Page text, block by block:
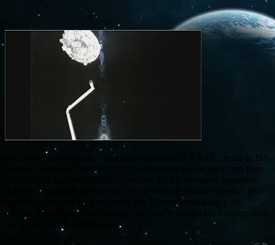
Este vídeo corresponde a una transmisión de la NASA, desde la ISS
(Estación espacial internacional) en el cual se puede ver como hace
del vídeo se podría pensar que solo se trata de basura espacial; pero
segundos después el objeto toma una trayectoria elíptica y no
natural, lo cual hace indicar que está siendo conducida o manipulada
por algún tipo de inteligencia.